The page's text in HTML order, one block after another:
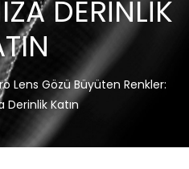
DERINLIK
Lens Gözü Büyüten Renkler:
Derinlik Katın